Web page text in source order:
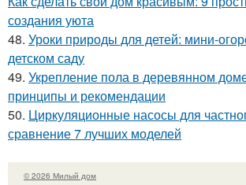
создания уюта
48. Уроки природы для детей: мини-
детском саду
49. Укрепление пола в деревянном
принципы и рекомендации
50. Циркуляционные насосы для
сравнение 7 лучших моделей
© 2026 Милый дом